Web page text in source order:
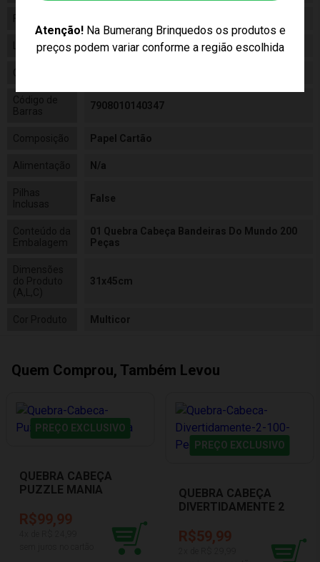
Atenção!Na Bumerang Brinquedos os produtos e
preços podem variar conforme a região escolhida
Fabricante
Linha Brinquedo
Código
Código de
Barras
7908010140347
Composição Papel Cartão
Alimentação N/a
Pilhas
Inclusas
False
01 Quebra Cabeça Bandeiras Do Mundo 200
Peças
31x45cm
Multicor
Quem Comprou, Também Levou
PREÇO EXCLUSIVO
QUEBRA CABEÇA
PUZZLE MANIA
R$99,99
PREÇO EXCLUSIVO
QUEBRA CABEÇA
DIVERTIDAMENTE 2
3208
R$59,99